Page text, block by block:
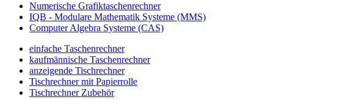
Numerische Grafiktaschenrechner
IQB - Modulare Mathematik Systeme (MMS)
Computer Algebra Systeme (CAS)
einfache Taschenrechner
kaufmännische Taschenrechner
anzeigende Tischrechner
Tischrechner mit Papierrolle
Tischrechner Zubehör